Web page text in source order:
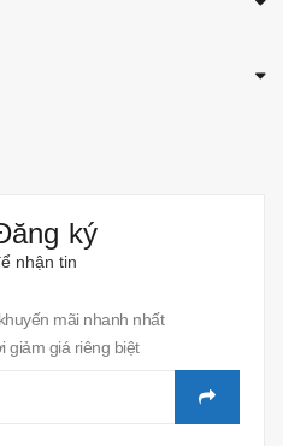
ký
nhận tin
mãi nhanh nhất
giảm giá riêng biệt